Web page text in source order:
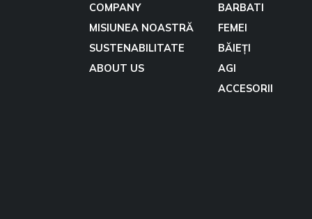
COMPANY
MISIUNEA NOASTRĂ
SUSTENABILITATE
ABOUT US
BARBATI
FEMEI
BĂIEȚI
AGI
ACCESORII